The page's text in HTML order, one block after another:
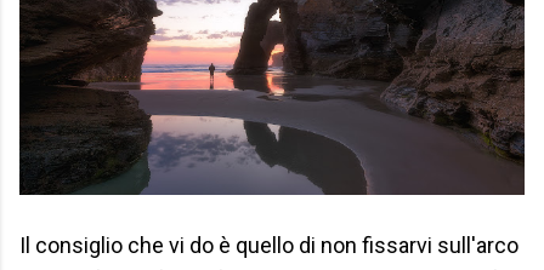
Il consiglio che vi do è quello di non fissarvi sull'arco